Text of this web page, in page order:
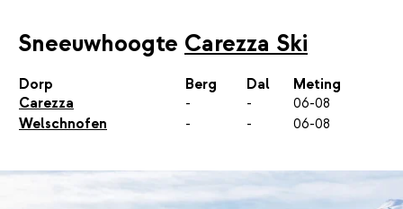
Sneeuwhoogte Carezza Ski
Dorp Berg Dal
Meting
Carezza
- -
06-08
Welschnofen
- - 06-08